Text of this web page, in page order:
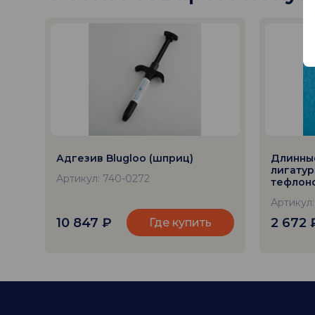
Адгезив Blugloo (шприц)
Артикул: 740-0272
10 847 ₽ Где купить
шт.
2 672